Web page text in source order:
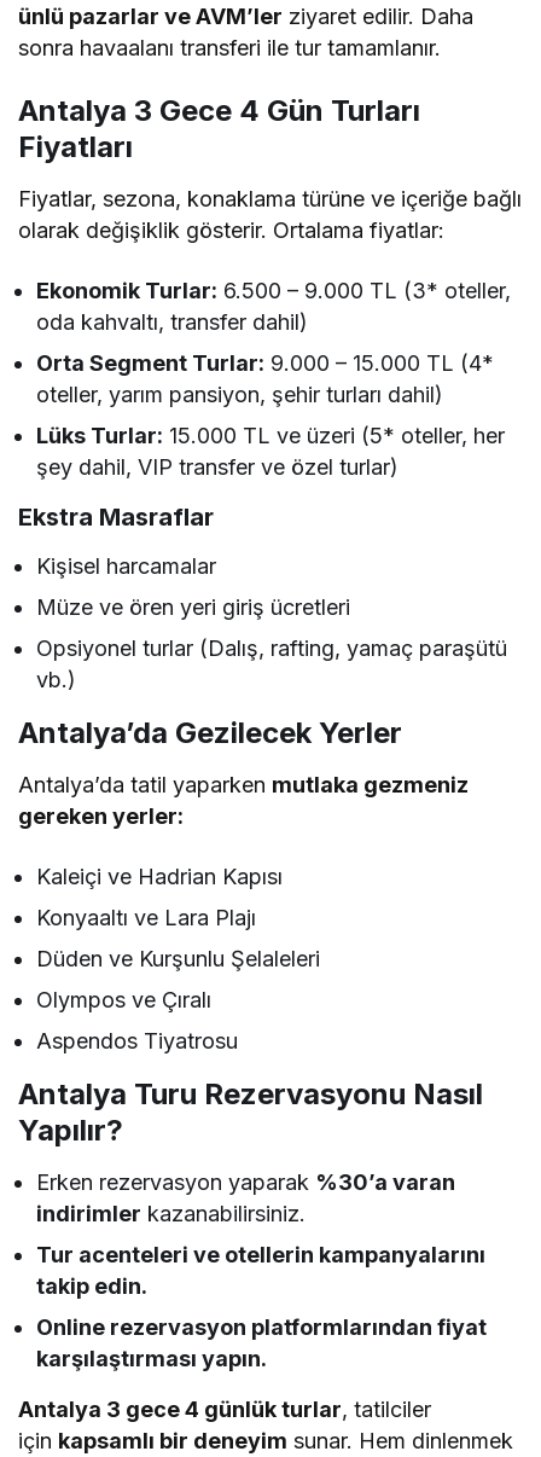
ünlü pazarlar ve AVM’ler ziyaret edilir. Daha
sonra havaalanı transferi ile tur tamamlanır.
Antalya 3 Gece 4 Gün Turları
Fiyatları
Fiyatlar, sezona, konaklama türüne ve içeriğe bağlı
olarak değişiklik gösterir. Ortalama fiyatlar:
Ekonomik Turlar: 6.500 – 9.000 TL (3* oteller,
oda kahvaltı, transfer dahil)
Orta Segment Turlar: 9.000 – 15.000 TL (4*
oteller, yarım pansiyon, şehir turları dahil)
Lüks Turlar: 15.000 TL ve üzeri (5* oteller, her
şey dahil, VIP transfer ve özel turlar)
Ekstra Masraflar
Kişisel harcamalar
Müze ve ören yeri giriş ücretleri
Opsiyonel turlar (Dalış, rafting, yamaç paraşütü
vb.)
Antalya’da Gezilecek Yerler
Antalya’da tatil yaparken mutlaka gezmeniz
gereken yerler:
Kaleiçi ve Hadrian Kapısı
Konyaaltı ve Lara Plajı
Düden ve Kurşunlu Şelaleleri
Olympos ve Çıralı
Aspendos Tiyatrosu
Antalya Turu Rezervasyonu Nasıl
Yapılır?
Erken rezervasyon yaparak %30’a varan
indirimler kazanabilirsiniz.
Tur acenteleri ve otellerin kampanyalarını
takip edin.
Online rezervasyon platformlarından fiyat
karşılaştırması yapın.
Antalya 3 gece 4 günlük turlar, tatilciler
için kapsamlı bir deneyim sunar. Hem dinlenmek